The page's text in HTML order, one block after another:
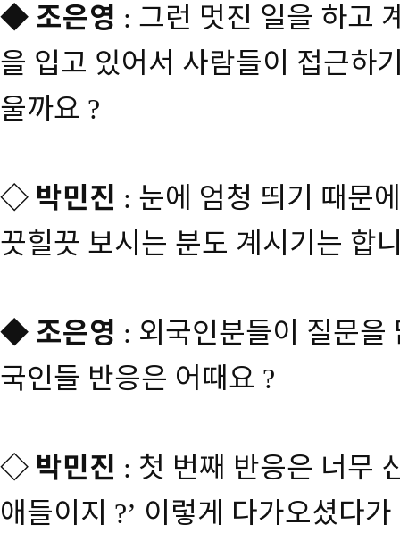
◆ 조은영 : 그런 멋진 일을 하고
을 입고 있어서 사람들이 접근하
울까요 ?
◇ 박민진 : 눈에 엄청 띄기 때문
끗힐끗 보시는 분도 계시기는 합
◆ 조은영 : 외국인분들이 질문을
국인들 반응은 어때요 ?
◇ 박민진 : 첫 번째 반응은 너무
애들이지 ?’ 이렇게 다가오셨다